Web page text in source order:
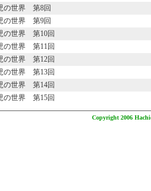
の世界 第8回
の世界 第9回
の世界 第10回
の世界 第11回
の世界 第12回
の世界 第13回
の世界 第14回
の世界 第15回
Copyright 2006